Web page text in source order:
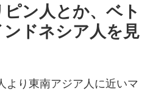
ン人とか、ベト
ドネシア人を見
より東南アジア人に近いマ